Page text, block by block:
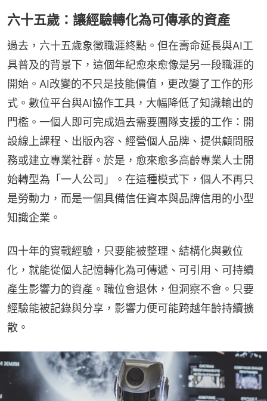
六十五歲：讓經驗轉化為可傳承的資產
過去，六十五歲象徵職涯終點。但在壽命延長與AI工
具普及的背景下，這個年紀愈來愈像是另一段職涯的
開始。AI改變的不只是技能價值，更改變了工作的形
式。數位平台與AI協作工具，大幅降低了知識輸出的
門檻。一個人即可完成過去需要團隊支援的工作：開
設線上課程、出版內容、經營個人品牌、提供顧問服
務或建立專業社群。於是，愈來愈多高齡專業人士開
始轉型為「一人公司」。在這種模式下，個人不再只
是勞動力，而是一個具備信任資本與品牌信用的小型
知識企業。
四十年的實戰經驗，只要能被整理、結構化與數位
化，就能從個人記憶轉化為可傳遞、可引用、可持續
產生影響力的資產。職位會退休，但洞察不會。只要
經驗能被記錄與分享，影響力便可能跨越年齡持續擴
散。